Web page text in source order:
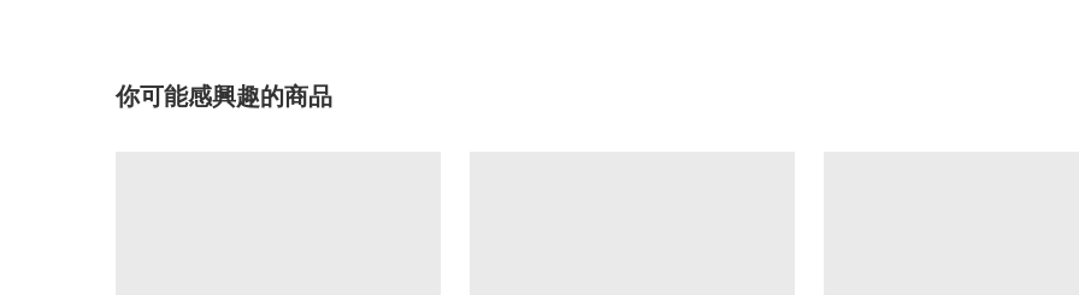
你可能感興趣的商品